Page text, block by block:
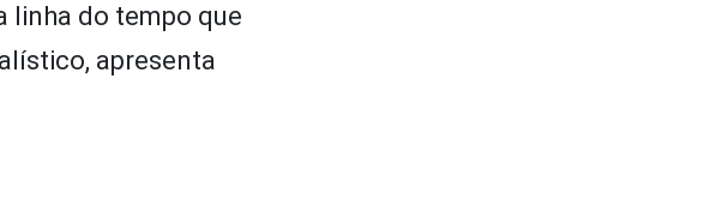
linha do tempo que
apresenta